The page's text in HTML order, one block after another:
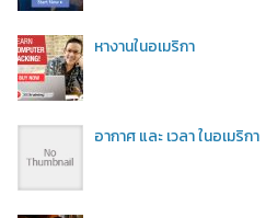
หางานในอเมริกา
อากาศ และ เวลา ในอเมริกา